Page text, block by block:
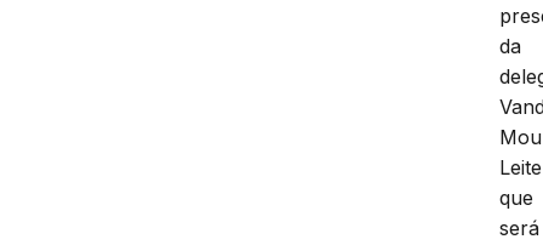
da
que
será